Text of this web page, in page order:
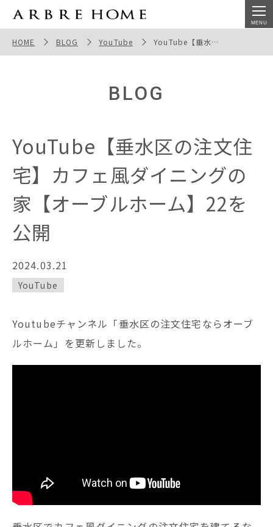
YouTube【垂水区の注文住宅】カフェ風ダイニングの家
【オーブルホーム】22を公開
HOME BLOG YouTube YouTube【垂水区の注文住宅】カフェ風ダイニングの家【オーブルホーム】22を公開
BLOG
YouTube【垂水区の注文住
宅】カフェ風ダイニングの
家【オーブルホーム】22を
公開
2024.03.21
YouTube
Youtubeチャンネル「垂水区の注文住宅ならオーブ
ルホーム」を更新しました。